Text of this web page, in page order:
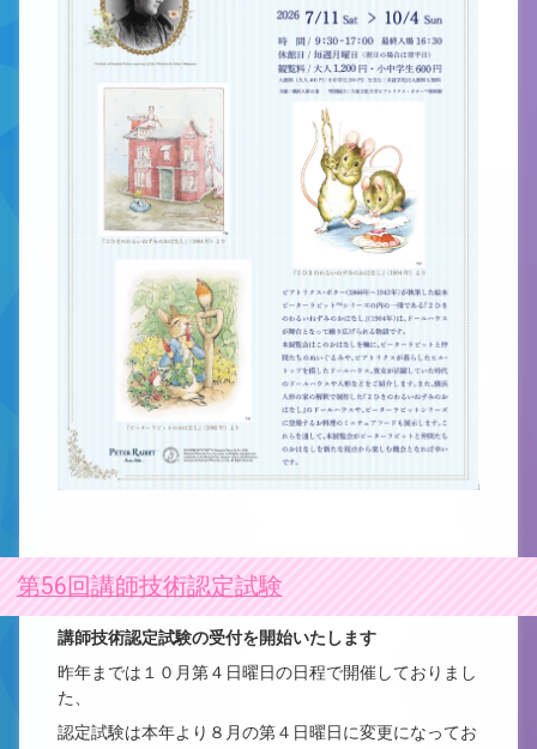
第56回講師技術認定試験
講師技術認定試験の受付を開始いたします
昨年までは１０月第４日曜日の日程で開催しておりまし
た、
認定試験は本年より８月の第４日曜日に変更になってお